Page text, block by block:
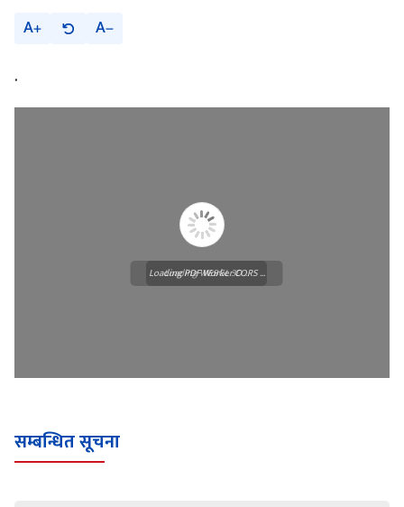
A A
.
Loading WEBGL 3D ...
Loading PDF Worker CORS ...
सम्बन्धित सूचना